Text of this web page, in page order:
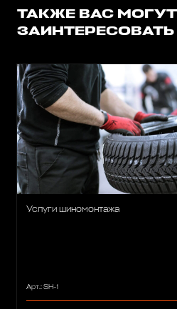
ТАКЖЕ ВАС МОГУТ
ЗАИНТЕРЕСОВАТЬ
Услуги шиномонтажа
Арт.: SH-1